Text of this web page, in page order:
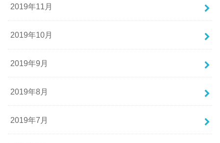
2019年11月
2019年10月
2019年9月
2019年8月
2019年7月